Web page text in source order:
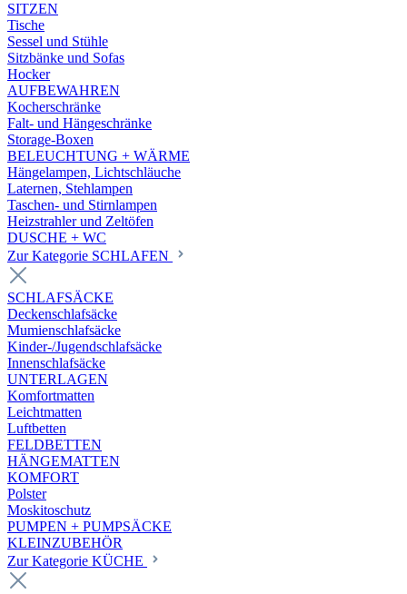
SITZEN
Tische
Sessel und Stühle
Sitzbänke und Sofas
Hocker
AUFBEWAHREN
Kocherschränke
Falt- und Hängeschränke
Storage-Boxen
BELEUCHTUNG + WÄRME
Hängelampen, Lichtschläuche
Laternen, Stehlampen
Taschen- und Stirnlampen
Heizstrahler und Zeltöfen
DUSCHE + WC
Zur Kategorie SCHLAFEN
SCHLAFSÄCKE
Deckenschlafsäcke
Mumienschlafsäcke
Kinder-/Jugendschlafsäcke
Innenschlafsäcke
UNTERLAGEN
Komfortmatten
Leichtmatten
Luftbetten
FELDBETTEN
HÄNGEMATTEN
KOMFORT
Polster
Moskitoschutz
PUMPEN + PUMPSÄCKE
KLEINZUBEHÖR
Zur Kategorie KÜCHE